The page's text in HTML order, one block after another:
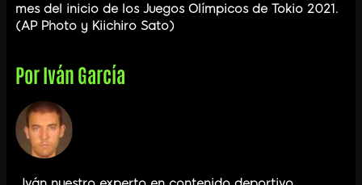
mes del inicio de los Juegos Olímpicos de Tokio 2021.
(AP Photo y Kiichiro Sato)
PorIván García